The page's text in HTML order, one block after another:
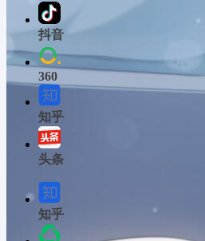
抖音
360
知乎
头条
知乎